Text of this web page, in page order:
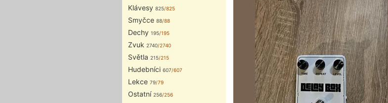
Klávesy 825/825
Smyčce 88/88
Dechy 195/195
Zvuk 2740/2740
Světla 215/215
Hudebníci 607/607
Lekce 79/79
Ostatní 256/256